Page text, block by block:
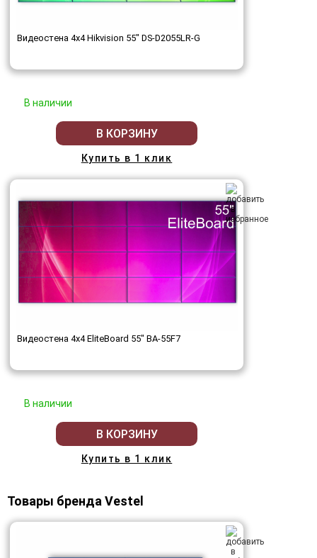
Видеостена 4x4 Hikvision 55" DS-D2055LR-G
В наличии
В КОРЗИНУ
Купить в 1 клик
Видеостена 4x4 EliteBoard 55" BA-55F7
В наличии
В КОРЗИНУ
Купить в 1 клик
Товары бренда Vestel